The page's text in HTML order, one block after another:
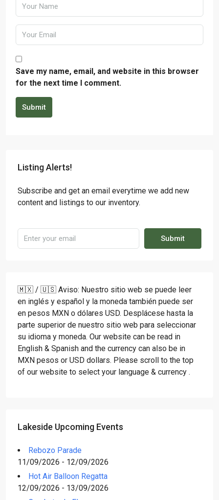
Save my name, email, and website in this browser
for the next time I comment.
Submit
Listing Alerts!
Subscribe and get an email everytime we add new
content and listings to our inventory.
Submit
🇲🇽 / 🇺🇸 Aviso: Nuestro sitio web se puede leer
en inglés y español y la moneda también puede ser
en pesos MXN o dólares USD. Desplácese hasta la
parte superior de nuestro sitio web para seleccionar
su idioma y moneda. Our website can be read in
English & Spanish and the currency can also be in
MXN pesos or USD dollars. Please scroll to the top
of our website to select your language & currency .
Lakeside Upcoming Events
Rebozo Parade
11/09/2026 - 12/09/2026
Hot Air Balloon Regatta
12/09/2026 - 13/09/2026